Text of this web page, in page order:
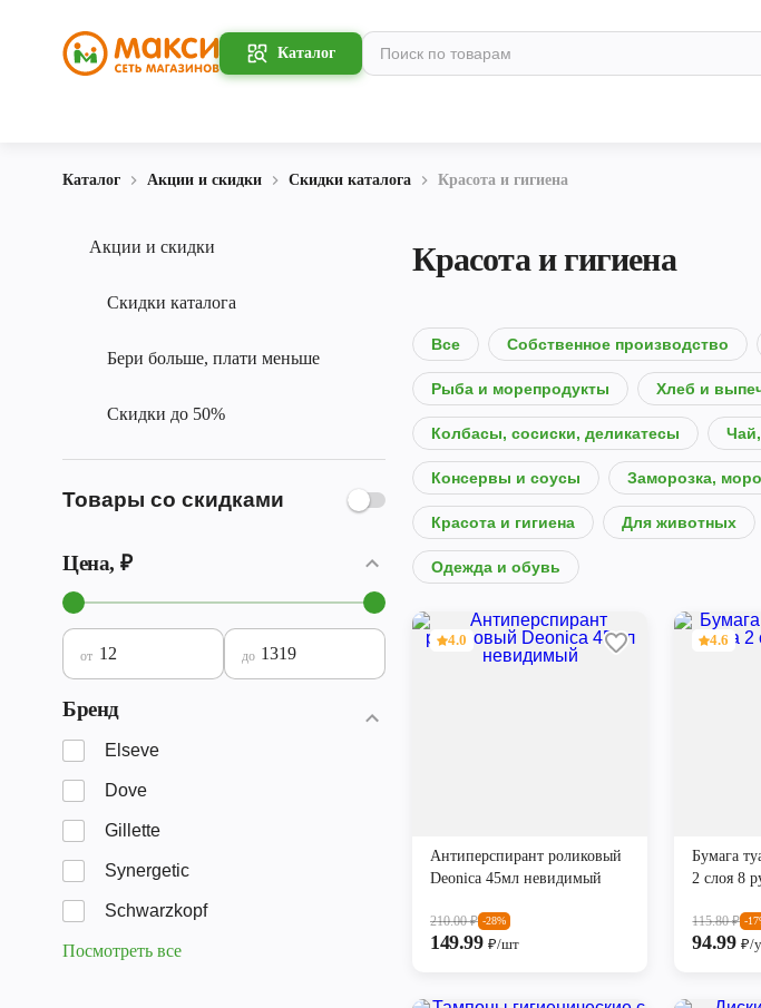
Каталог
Каталог Акции и скидки Скидки каталога Красота и гигиена
Акции и скидки
Скидки каталога
Бери больше, плати меньше
Скидки до 50%
Товары со скидками
Цена, ₽
от до
Бренд
Elseve
Dove
Gillette
Synergetic
Schwarzkopf
Посмотреть все
Красота и гигиена
Все Собственное производство
Рыба и морепродукты Хлеб и
Колбасы, сосиски, деликатесы
Консервы и соусы Заморозка,
Красота и гигиена Для животных
Одежда и обувь
4.0
Антиперспирант роликовый
Deonica 45мл невидимый
210.00₽ -28%
149.99₽/шт
4.6
Бумага
2 слоя 8
115.80₽ -
94.99₽/